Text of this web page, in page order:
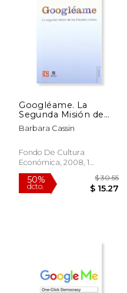
$ 16.05
Googléame. La
Segunda Misión de
los Estados Unidos
Barbara Cassin
Fondo De Cultura
Económica, 2008, 1
Edición, Tapa Blanda,
Nuevo